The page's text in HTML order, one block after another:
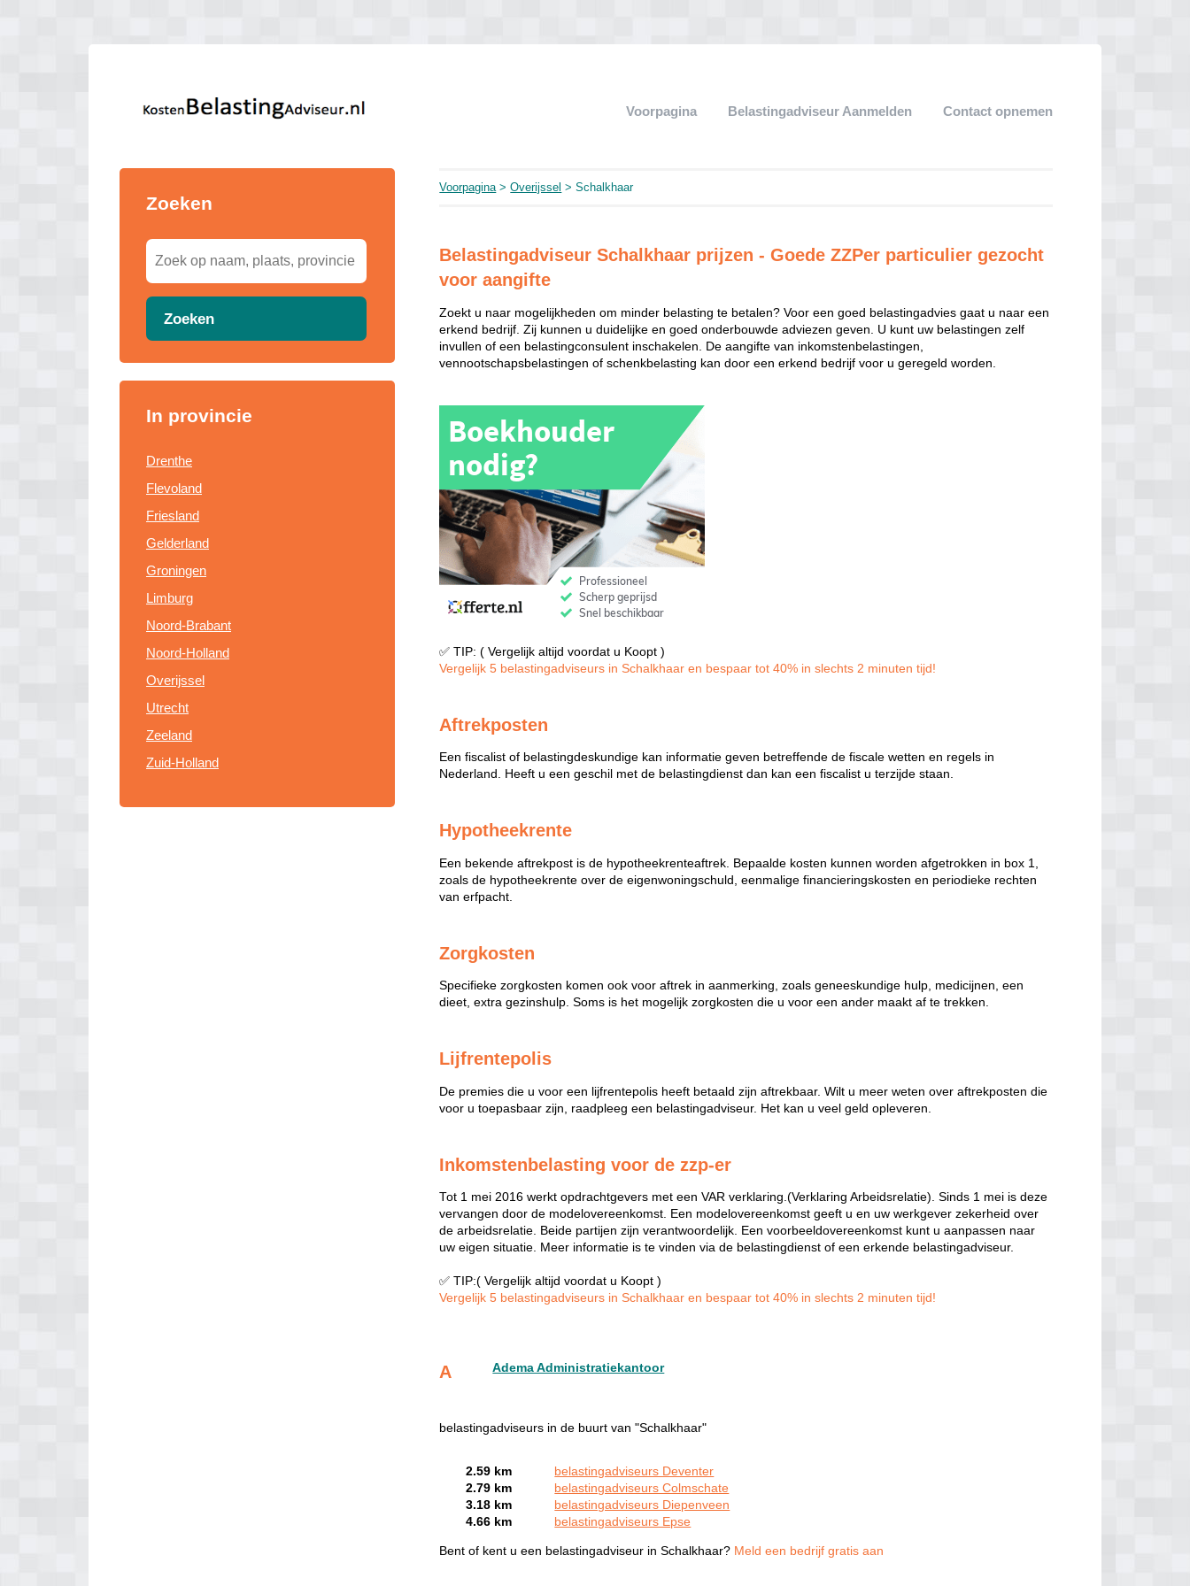
Voorpagina Belastingadviseur Aanmelden Contact opnemen
Zoeken
Zoeken
In provincie
Drenthe
Flevoland
Friesland
Gelderland
Groningen
Limburg
Noord-Brabant
Noord-Holland
Overijssel
Utrecht
Zeeland
Zuid-Holland
Voorpagina>Overijssel > Schalkhaar
Belastingadviseur Schalkhaar prijzen - Goede ZZPer particulier gezocht
voor aangifte
Zoekt u naar mogelijkheden om minder belasting te betalen? Voor een goed belastingadvies gaat u naar een
erkend bedrijf. Zij kunnen u duidelijke en goed onderbouwde adviezen geven. U kunt uw belastingen zelf
invullen of een belastingconsulent inschakelen. De aangifte van inkomstenbelastingen,
vennootschapsbelastingen of schenkbelasting kan door een erkend bedrijf voor u geregeld worden.
✅ TIP: ( Vergelijk altijd voordat u Koopt )
Vergelijk 5 belastingadviseurs in Schalkhaar en bespaar tot 40% in slechts 2 minuten tijd!
Aftrekposten
Een fiscalist of belastingdeskundige kan informatie geven betreffende de fiscale wetten en regels in
Nederland. Heeft u een geschil met de belastingdienst dan kan een fiscalist u terzijde staan.
Hypotheekrente
Een bekende aftrekpost is de hypotheekrenteaftrek. Bepaalde kosten kunnen worden afgetrokken in box 1,
zoals de hypotheekrente over de eigenwoningschuld, eenmalige financieringskosten en periodieke rechten
van erfpacht.
Zorgkosten
Specifieke zorgkosten komen ook voor aftrek in aanmerking, zoals geneeskundige hulp, medicijnen, een
dieet, extra gezinshulp. Soms is het mogelijk zorgkosten die u voor een ander maakt af te trekken.
Lijfrentepolis
De premies die u voor een lijfrentepolis heeft betaald zijn aftrekbaar. Wilt u meer weten over aftrekposten die
voor u toepasbaar zijn, raadpleeg een belastingadviseur. Het kan u veel geld opleveren.
Inkomstenbelasting voor de zzp-er
Tot 1 mei 2016 werkt opdrachtgevers met een VAR verklaring.(Verklaring Arbeidsrelatie). Sinds 1 mei is deze
vervangen door de modelovereenkomst. Een modelovereenkomst geeft u en uw werkgever zekerheid over
de arbeidsrelatie. Beide partijen zijn verantwoordelijk. Een voorbeeldovereenkomst kunt u aanpassen naar
uw eigen situatie. Meer informatie is te vinden via de belastingdienst of een erkende belastingadviseur.
✅ TIP:( Vergelijk altijd voordat u Koopt )
Vergelijk 5 belastingadviseurs in Schalkhaar en bespaar tot 40% in slechts 2 minuten tijd!
A Adema Administratiekantoor
belastingadviseurs in de buurt van "Schalkhaar"
2.59 km
belastingadviseurs Deventer
2.79 km
belastingadviseurs Colmschate
3.18 km
belastingadviseurs Diepenveen
4.66 km
belastingadviseurs Epse
Bent of kent u een belastingadviseur in Schalkhaar? Meld een bedrijf gratis aan